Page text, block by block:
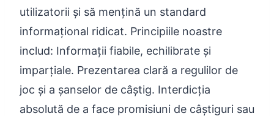
utilizatorii și să mențină un standard
informațional ridicat. Principiile noastre
includ: Informații fiabile, echilibrate și
imparțiale. Prezentarea clară a regulilor de
joc și a șanselor de câștig. Interdicția
absolută de a face promisiuni de câștiguri sau